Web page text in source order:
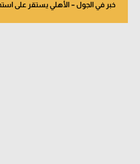
خبر في الجول – الأهلي يستقر على